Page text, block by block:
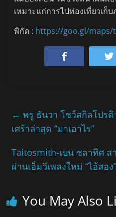
เหมาะแก่การไปท่องเที่ยวเก็
พิกัด : https://goo.gl/maps/
← พรู ธันวา โชว์สกิลโปรดิ
เศร้าล่าสุด “มาเอาไร”
Taitosmith-เบน ชลาทิศ
ผ่านเอ็มวีเพลงใหม่ “ไอ้สอง”
You May Also